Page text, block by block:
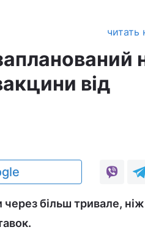
читать
від
більш тривале, ніж